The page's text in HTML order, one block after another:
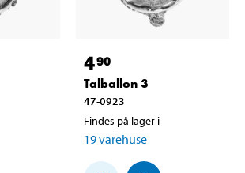
490
Talballon 3
47-0923
Findes på lager i
19varehuse